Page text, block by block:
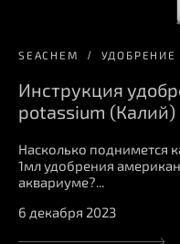
SEACHEM УДОБРЕНИЕ
Инструкция
potassium (Калий)
Насколько поднимется
1мл удобрения
аквариуме?...
6 декабря 2023